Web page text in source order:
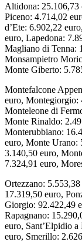
Altidona: 25.106,73
Piceno: 4.714,02
d’Ete: 6.902,22
euro, Lapedona:
Magliano di Tenna:
Monsampietro
Monte Giberto:
Montefalcone
euro, Montegiorgio:
Monteleone di
Monte Rinaldo:
Monterubbiano:
euro, Monte Urano:
3.140,50 euro,
7.324,91 euro,
Ortezzano:
17.319,50 euro,
Giorgio: 92.422,49
Rapagnano:
euro, Sant’Elpidio
euro, Smerillo: